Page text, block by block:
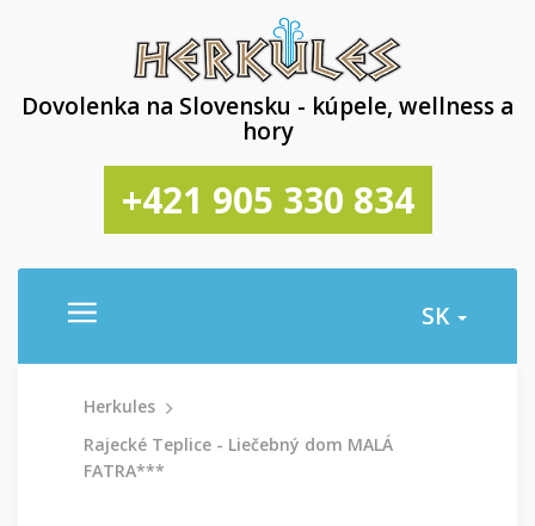
Dovolenka na Slovensku - kúpele, wellness a
hory
+421 905 330 834
SK
Herkules
Rajecké Teplice - Liečebný dom MALÁ
FATRA***